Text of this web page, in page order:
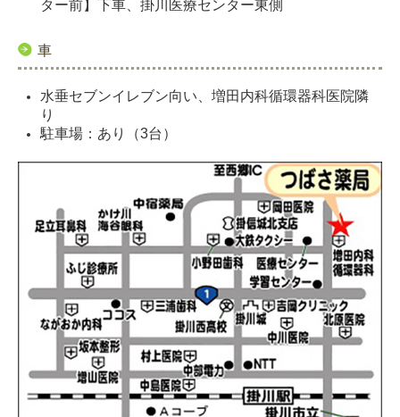
ター前】下車、掛川医療センター東側
車
水垂セブンイレブン向い、増田内科循環器科医院隣
り
駐車場：あり（3台）